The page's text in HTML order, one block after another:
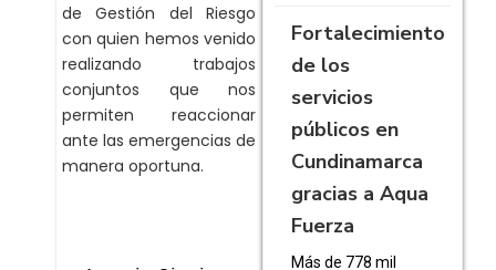
de Gestión del Riesgo
con quien hemos venido
realizando trabajos
conjuntos que nos
permiten reaccionar
ante las emergencias de
manera oportuna.
Fortalecimiento
de los
servicios
públicos en
Cundinamarca
gracias a Aqua
Fuerza
Más de 778 mil